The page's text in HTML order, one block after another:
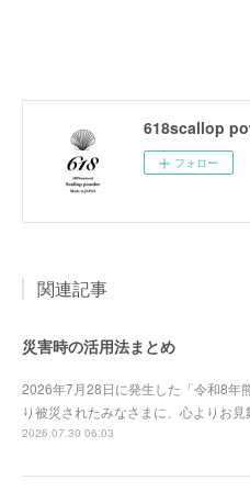
618scallop
フォロー
関連記事
災害時の活用法まとめ
2026年7月28日に発生した「令和8年
り被災されたみなさまに、心よりお見
2026.07.30 06:03